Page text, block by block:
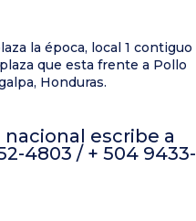
la época, local 1 contiguo
que esta frente a Pollo
Honduras.
escribe a
4803 / + 504 9433-